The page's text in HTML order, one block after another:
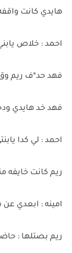
هايدي كانت
احمد : خلاص
فهد حد*ف ريم
فهد خد هايدي
احمد : لي كدا
ريم كانت
امينه : ابعدي
ريم بصتلها :